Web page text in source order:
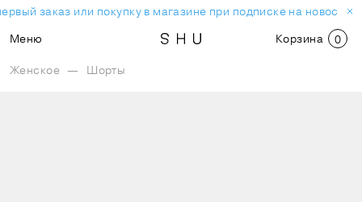
заказ или покупку в магазине при подписке на
Меню
Корзина 0
Женское — Шорты